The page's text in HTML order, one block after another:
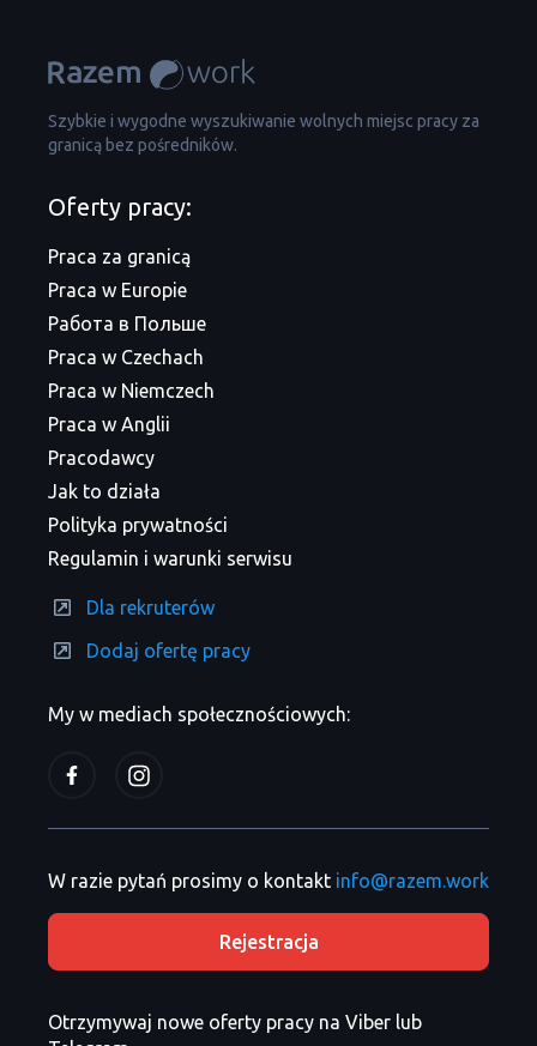
Szybkie i wygodne wyszukiwanie wolnych miejsc pracy za
granicą bez pośredników.
My w mediach społecznościowych:
Oferty pracy:
Praca za granicą
Praca w Europie
Работа в Польше
Praca w Czechach
Praca w Niemczech
Praca w Anglii
Pracodawcy
Jak to działa
Polityka prywatności
Regulamin i warunki serwisu
Dla rekruterów
Dodaj ofertę pracy
W razie pytań prosimy o kontakt info@razem.work
Rejestracja
Otrzymywaj nowe oferty pracy na Viber lub